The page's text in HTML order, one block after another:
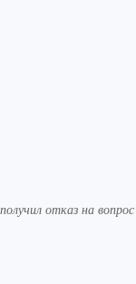
отказ на